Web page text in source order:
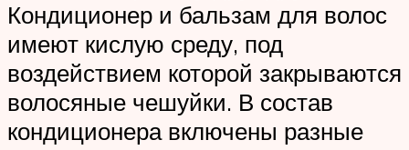
Кондиционер и бальзам для волос
имеют кислую среду, под
воздействием которой закрываются
волосяные чешуйки. В состав
кондиционера включены разные